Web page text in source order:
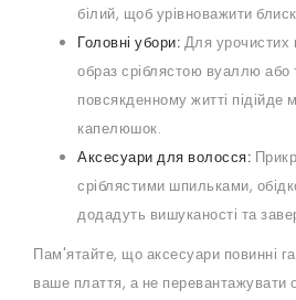
білий, щоб урівноважити блиск
Головні убори: Для урочистих
образ сріблястою вуаллю або
повсякденному житті підійде
капелюшок.
Аксесуари для волосся:
сріблястими шпильками,
додадуть вишуканості та
Пам'ятайте, що аксесуари повинні
ваше плаття, а не перевантажувати